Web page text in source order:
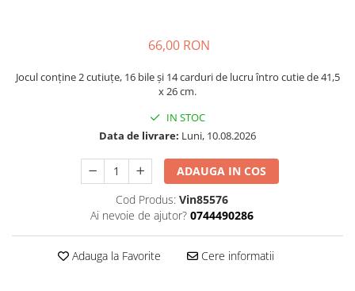
Amenajări camere senzoriale
Oferte pentru Camere Senzoriale
Cuburi și cărămizi
Instrumente muzicale
Jucarii de constructii
Puzzle
Dezvoltare cognitiva
66,00 RON
Jocul conține 2 cutiuțe, 16 bile și 14 carduri de lucru întro cutie de 41,5
x 26 cm.
IN STOC
Data de livrare: Luni, 10.08.2026
ADAUGA IN COS
Cod Produs: Vin85576
Ai nevoie de ajutor? 0744490286
Adauga la Favorite Cere informatii